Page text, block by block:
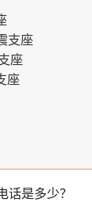
支座
座
座
话是多少？